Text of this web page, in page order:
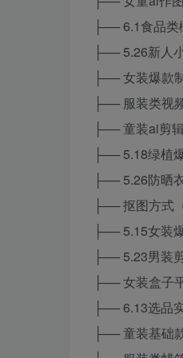
├── 6.1食品
├── 5.26新人
├── 女装爆款
├── 服装类视
├── 童装ai剪
├── 5.18绿植
├── 5.26防晒
├── 抠图方式
├── 5.15女装
├── 5.23男装
├── 女装盒子
├── 6.13选品
├── 童装基础